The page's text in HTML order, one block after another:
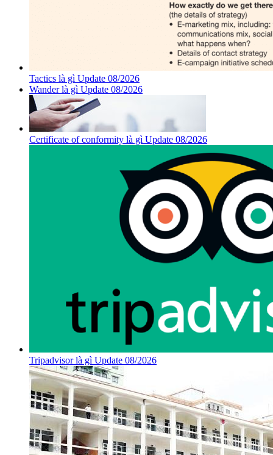
Tactics là gì Update 08/2026
Wander là gì Update 08/2026
Certificate of conformity là gì Update 08/2026
Tripadvisor là gì Update 08/2026